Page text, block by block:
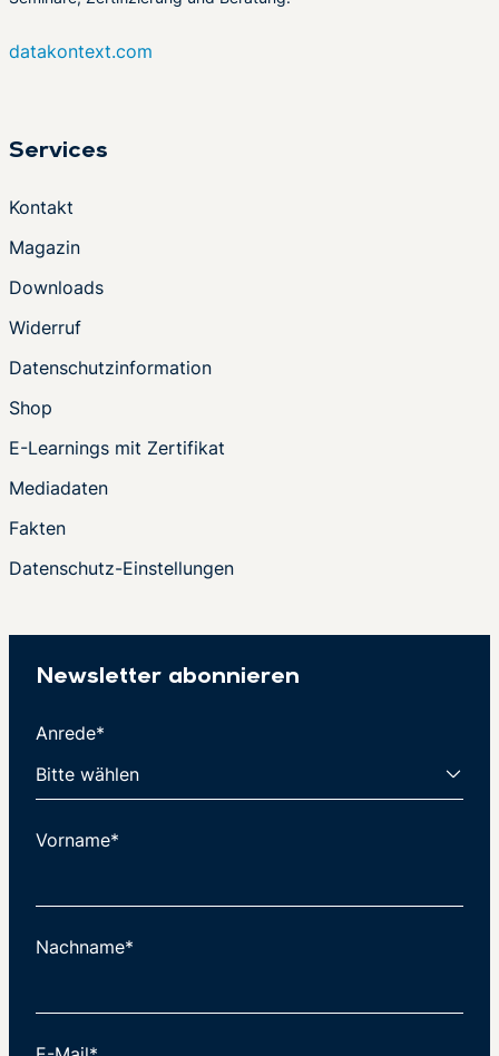
datakontext.com
Services
Kontakt
Magazin
Downloads
Widerruf
Datenschutzinformation
Shop
E-Learnings mit Zertifikat
Mediadaten
Fakten
Datenschutz-Einstellungen
Newsletter abonnieren
Anrede*
Vorname*
Nachname*